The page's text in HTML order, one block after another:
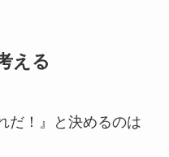
える
だ！』と決めるのは